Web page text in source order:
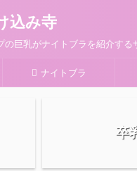
込み寺
巨乳がナイトブラを紹介する
ナイトブラ
卒